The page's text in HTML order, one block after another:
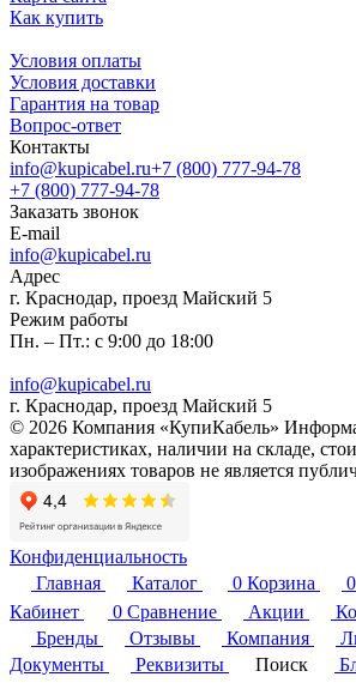
Как купить
Условия оплаты
Условия доставки
Гарантия на товар
Вопрос-ответ
Контакты
info@kupicabel.ru+7 (800) 777-94-78
+7 (800) 777-94-78
Заказать звонок
E-mail
info@kupicabel.ru
Адрес
г. Краснодар, проезд Майский 5
Режим работы
Пн. – Пт.: с 9:00 до 18:00
info@kupicabel.ru
г. Краснодар, проезд Майский 5
© 2026 Компания «КупиКабель»
характеристиках, наличии на складе,
изображениях товаров не является
Конфиденциальность
Главная
Каталог 0 Корзина 0
Кабинет
0 Сравнение Акции
Бренды
Отзывы Компания
Документы
Реквизиты Поиск